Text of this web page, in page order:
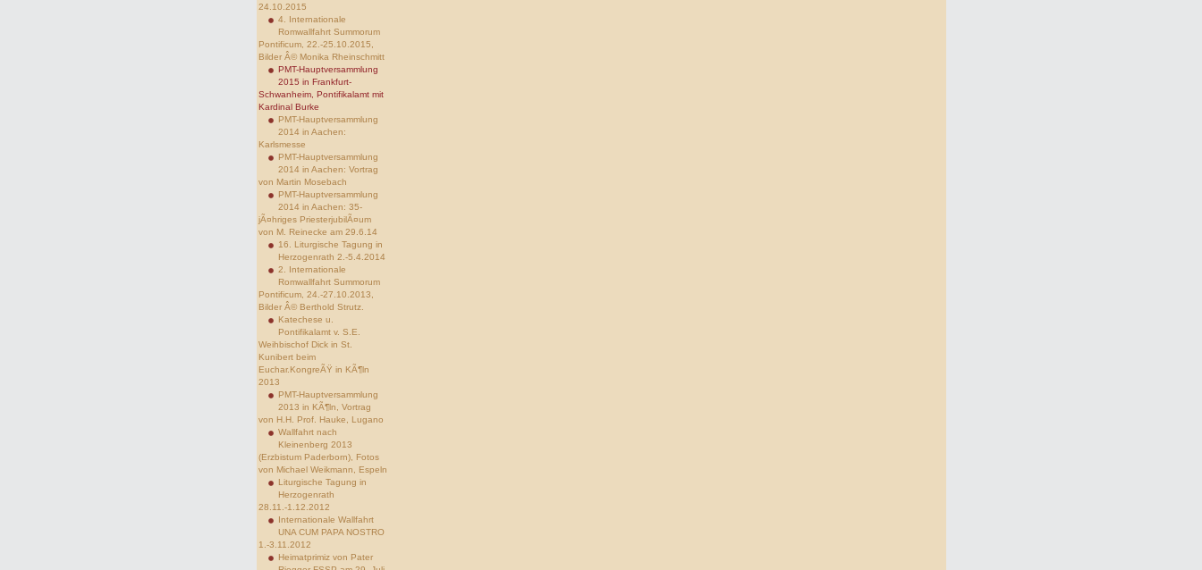
24.10.2015
4. Internationale
Romwallfahrt Summorum
Pontificum, 22.-25.10.2015,
Bilder Â© Monika Rheinschmitt
PMT-Hauptversammlung
2015 in Frankfurt-
Schwanheim, Pontifikalamt mit
Kardinal Burke
PMT-Hauptversammlung
2014 in Aachen:
Karlsmesse
PMT-Hauptversammlung
2014 in Aachen: Vortrag
von Martin Mosebach
PMT-Hauptversammlung
2014 in Aachen: 35-
jÃ¤hriges PriesterjubilÃ¤um
von M. Reinecke am 29.6.14
16. Liturgische Tagung in
Herzogenrath 2.-5.4.2014
2. Internationale
Romwallfahrt Summorum
Pontificum, 24.-27.10.2013,
Bilder Â© Berthold Strutz.
Katechese u.
Pontifikalamt v. S.E.
Weihbischof Dick in St.
Kunibert beim
Euchar.KongreÃŸ in KÃ¶ln
2013
PMT-Hauptversammlung
2013 in KÃ¶ln, Vortrag
von H.H. Prof. Hauke, Lugano
Wallfahrt nach
Kleinenberg 2013
(Erzbistum Paderborn), Fotos
von Michael Weikmann, Espeln
Liturgische Tagung in
Herzogenrath
28.11.-1.12.2012
Internationale Wallfahrt
UNA CUM PAPA NOSTRO
1.-3.11.2012
Heimatprimiz von Pater